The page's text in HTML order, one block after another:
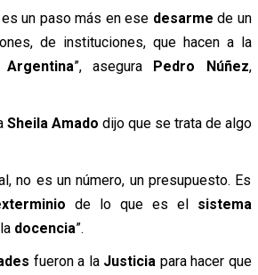
un paso más en ese desarme de un
de instituciones, que hacen a la
”, asegura Pedro Núñez,
Sheila Amado dijo que se trata de algo
no es un número, un presupuesto. Es
de lo que es el sistema
docencia”.
fueron a la Justicia para hacer que